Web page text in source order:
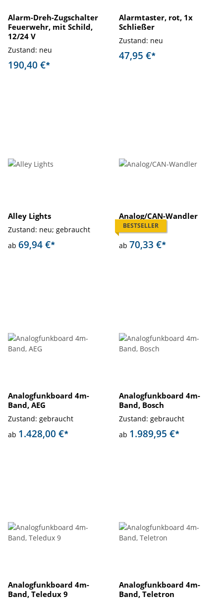
Alarm-Dreh-Zugschalter
Feuerwehr, mit Schild,
12/24 V
Zustand: neu
190,40 €*
Alarmtaster, rot, 1x
Schließer
Zustand: neu
47,95 €*
Alley Lights
Zustand: neu; gebraucht
ab 69,94 €*
BESTSELLER
Analog/CAN-Wandler
Zustand: neu
ab 70,33 €*
Analogfunkboard 4m-
Band, AEG
Zustand: gebraucht
ab 1.428,00 €*
Analogfunkboard 4m-
Band, Bosch
Zustand: gebraucht
ab 1.989,95 €*
Analogfunkboard 4m-
Band, Teledux 9
Analogfunkboard 4m-
Band, Teletron